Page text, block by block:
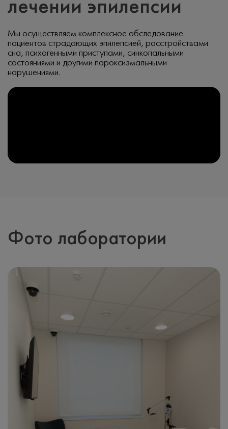
лечении эпилепсии
Мы осуществляем комплексное обследование
пациентов страдающих эпилепсией, расстройствами
сна, психогенными приступами, синкопальными
состояниями и другими пароксизмальными
нарушениями.
Фото лаборатории